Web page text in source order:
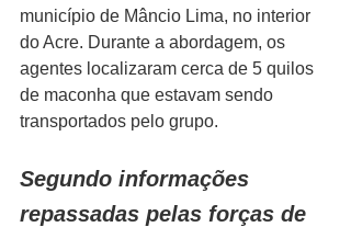
município de Mâncio Lima, no interior
do Acre. Durante a abordagem, os
agentes localizaram cerca de 5 quilos
de maconha que estavam sendo
transportados pelo grupo.
Segundo informações
repassadas pelas forças de